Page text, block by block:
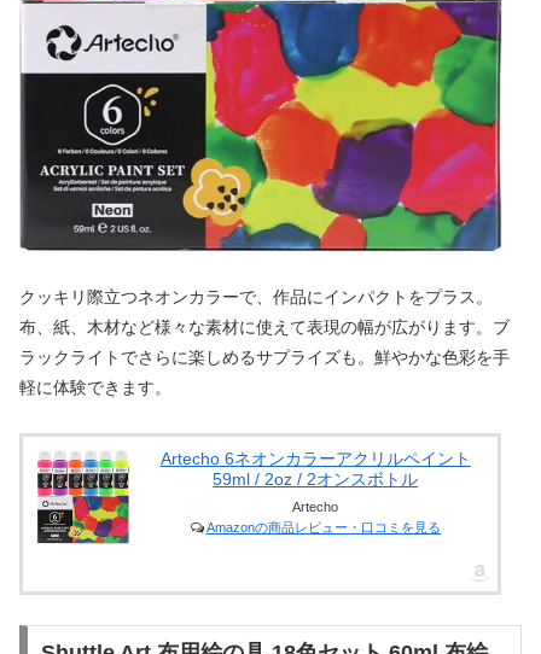
クッキリ際立つネオンカラーで、作品にインパクトをプラス。
布、紙、木材など様々な素材に使えて表現の幅が広がります。ブ
ラックライトでさらに楽しめるサプライズも。鮮やかな色彩を手
軽に体験できます。
Artecho 6ネオンカラーアクリルペイント
59ml / 2oz / 2オンスボトル
Artecho
Amazonの商品レビュー・口コミを見る